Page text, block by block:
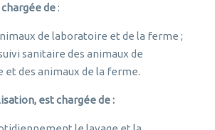
de:
de laboratoire et de la ferme ;
sanitaire des animaux de
et des animaux de la ferme.
est chargée de :